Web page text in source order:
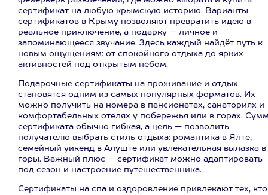
сертификат на любую крымскую историю. Варианты
сертификатов в Крыму позволяют превратить идею в
реальное приключение, а подарку — личное и
запоминающееся звучание. Здесь каждый найдёт путь к
новым ощущениям: от спокойного отдыха до ярких
активностей под открытым небом.
Подарочные сертификаты на проживание и отдых
становятся одним из самых популярных форматов. Их
можно получить на номера в пансионатах, санаториях и
комфортабельных отелях у побережья или в горах.
сертификата обычно гибкая, а цель — позволить
получателю выбрать стиль отдыха: романтика в Ялте,
семейный уикенд в Алуште или увлекательная вылазка в
горы. Важный плюс — сертификат можно адаптировать
под сезон и настроение путешественника.
Сертификаты на спа и оздоровление привлекают тех, кто